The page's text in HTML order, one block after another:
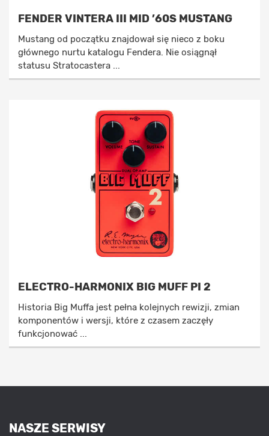
FENDER VINTERA III MID ’60S MUSTANG
Mustang od początku znajdował się nieco z boku
głównego nurtu katalogu Fendera. Nie osiągnął
statusu Stratocastera ...
ELECTRO-HARMONIX BIG MUFF PI 2
Historia Big Muffa jest pełna kolejnych rewizji, zmian
komponentów i wersji, które z czasem zaczęły
funkcjonować ...
NASZE SERWISY